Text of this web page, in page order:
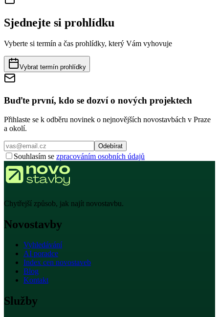
Sjednejte si prohlídku
Vyberte si termín a čas prohlídky, který Vám vyhovuje
Vybrat termín prohlídky
Buďte první, kdo se dozví o nových projektech
Přihlaste se k odběru novinek o nejnovějších novostavbách v Praze
a okolí.
Odebírat
Souhlasím se zpracováním osobních údajů
Chytřejší způsob, jak najít novostavbu.
Novostavby
Vyhledávání
AI poradce
Index cen novostaveb
Blog
Kontakt
Služby